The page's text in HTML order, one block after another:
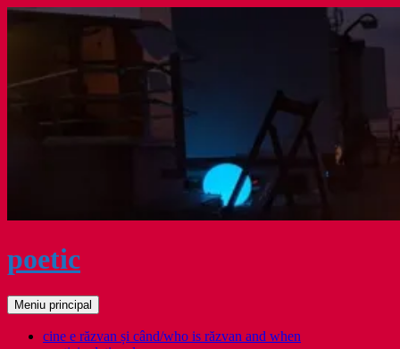
Sari
poetic
Caută
Meniu principal
cine e răzvan și când/who is răzvan and when